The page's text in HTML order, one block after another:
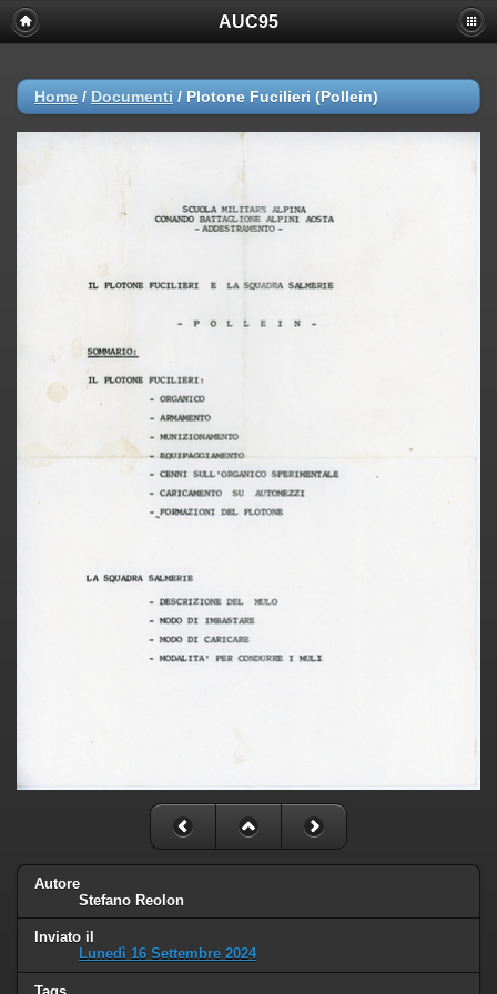
AUC95
Home / Documenti / Plotone Fucilieri (Pollein)
Autore
Stefano Reolon
Inviato il
Lunedì 16 Settembre 2024